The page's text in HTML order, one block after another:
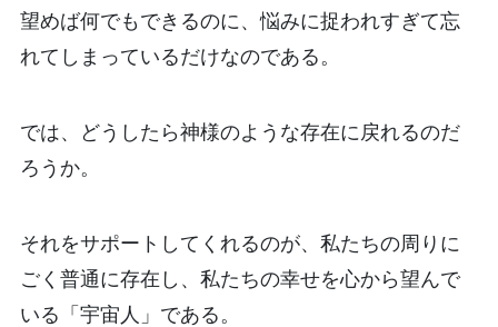
望めば何でもできるのに、悩みに捉われすぎて忘
れてしまっているだけなのである。
では、どうしたら神様のような存在に戻れるのだ
ろうか。
それをサポートしてくれるのが、私たちの周りに
ごく普通に存在し、私たちの幸せを心から望んで
いる「宇宙人」である。